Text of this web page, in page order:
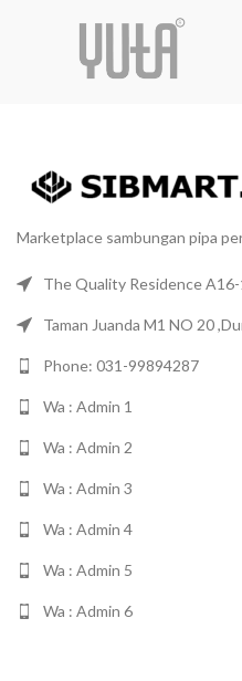
Marketplace sambungan pipa
The Quality Residence
Taman Juanda M1 NO 20
Phone: 031-99894287
Wa : Admin 1
Wa : Admin 2
Wa : Admin 3
Wa : Admin 4
Wa : Admin 5
Wa : Admin 6